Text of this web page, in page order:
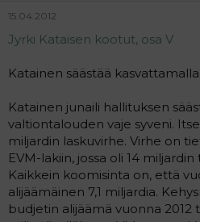
l
o
i
t
j
a
t
15.04.2012
Jyrki Kataisen kootut, osa V
Katainen säästää
Katainen junaili hallituksen
valtiontalouden vaje syveni.
miljardin laskuvirhe. Virhe on
EVM-lakiin, jossa oli 14
Kaikkein koomisinta on, että
alijäämäinen 7,1 miljardia.
budjetin alijäämä vuonna 2012